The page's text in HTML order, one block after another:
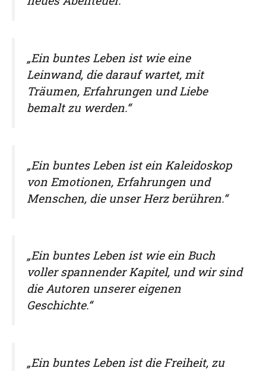
„Ein buntes Leben ist wie eine
Leinwand, die darauf wartet, mit
Träumen, Erfahrungen und Liebe
bemalt zu werden.“
„Ein buntes Leben ist ein Kaleidoskop
von Emotionen, Erfahrungen und
Menschen, die unser Herz berühren.“
„Ein buntes Leben ist wie ein Buch
voller spannender Kapitel, und wir sind
die Autoren unserer eigenen
Geschichte.“
„Ein buntes Leben ist die Freiheit, zu